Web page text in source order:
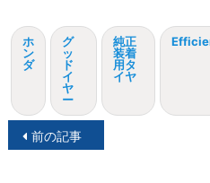
ホ
ン
ダ
グ
ッ
ド
イ
ヤ
ー
純正
装着
用タ
イヤ
投前の記事